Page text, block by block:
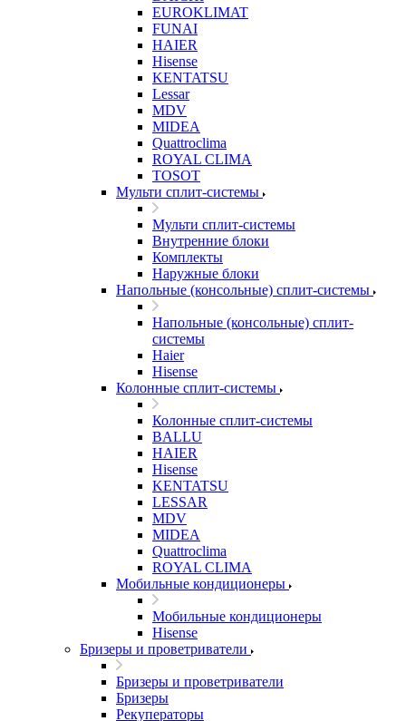
EUROKLIMAT
FUNAI
HAIER
Hisense
KENTATSU
Lessar
MDV
MIDEA
Quattroclima
ROYAL CLIMA
TOSOT
Мульти сплит-системы
Мульти сплит-системы
Внутренние блоки
Комплекты
Наружные блоки
Напольные (консольные) сплит-системы
Напольные (консольные) сплит-
системы
Haier
Hisense
Колонные сплит-системы
Колонные сплит-системы
BALLU
HAIER
Hisense
KENTATSU
LESSAR
MDV
MIDEA
Quattroclima
ROYAL CLIMA
Мобильные кондиционеры
Мобильные кондиционеры
Hisense
Бризеры и проветриватели
Бризеры и проветриватели
Бризеры
Рекуператоры